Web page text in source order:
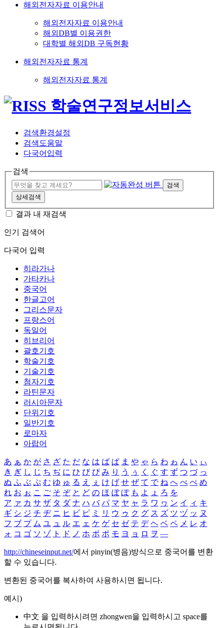
해외전자자료 이용안내
해외전자자료 이용안내
해외DB별 이용권한
대학별 해외DB 구독현황
해외전자자료 통계
해외전자자료 통계
검색환경설정
검색도움말
다국어입력
검색
검색
상세검색
결과 내 재검색
인기 검색어
다국어 입력
히라가나
가타카나
중국어
한글고어
그리스문자
프랑스어
독일어
히브리어
괄호기호
학술기호
기술기호
첨자기호
라틴문자
러시아문자
단위기호
일반기호
로마자
아랍어
あ ぁ か が さ ざ た だ な は ば ぱ ま や ゃ ら わ ゎ ん い ぃ
き ぎ し じ ち ぢ に ひ び ぴ み り う ぅ く ぐ す ず つ づ っ
ぬ ふ ぶ ぷ む ゆ ゅ る え ぇ け げ せ ぜ て で ね へ べ ぺ め
れ お ぉ こ ご そ ぞ と ど の ほ ぼ ぽ も よ ょ ろ を
ア ァ カ サ ザ タ ダ ナ ハ バ パ マ ヤ ャ ラ ワ ヮ ン イ ィ キ
ギ シ ジ チ ヂ ニ ヒ ビ ピ ミ リ ウ ゥ ク グ ス ズ ツ ヅ ッ ヌ
フ ブ プ ム ユ ュ ル エ ェ ケ ゲ セ ゼ テ デ ヘ ベ ペ メ レ オ
ォ コ ゴ ソ ゾ ト ド ノ ホ ボ ポ モ ヨ ョ ロ ヲ ―
http://chineseinput.net/에서 pinyin(병음)방식으로 중국어를 변환
할 수 있습니다.
변환된 중국어를 복사하여 사용하시면 됩니다.
예시)
中文 을 입력하시려면 zhongwen을 입력하시고 space를